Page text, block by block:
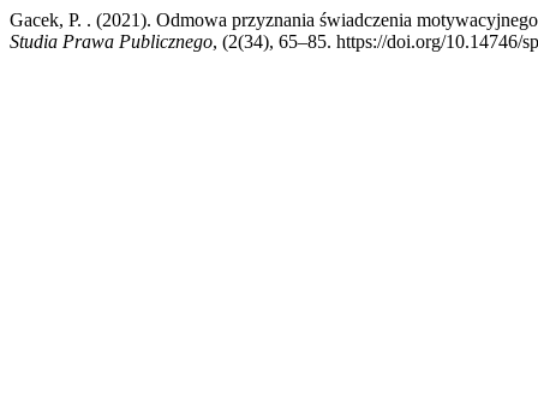
Gacek, P. . (2021). Odmowa przyznania świadczenia
Studia Prawa Publicznego, (2(34), 65–85. https://doi.org/10.14746/